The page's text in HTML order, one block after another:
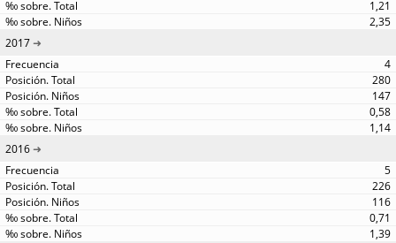
1,21
2,35
2017
4
280
147
0,58
1,14
2016
5
226
116
0,71
1,39